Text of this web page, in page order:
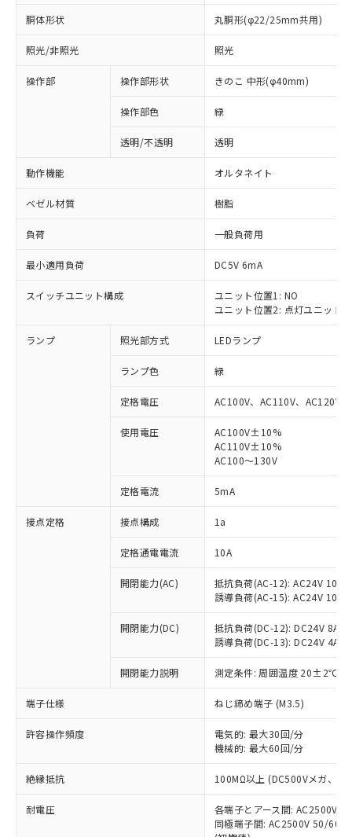
胴体形状 丸胴形(φ22/25mm共用)
照光/非照光 照光
操作部 操作部形状 きのこ 中形(φ40mm)
操作部色 緑
透明/不透明 透明
動作機能 オルタネイト
ベゼル材質 樹脂
負荷 一般負荷用
最小適用負荷 DC5V 6mA
スイッチユニット構成
ユニット位置1: NO
ユニット位置2: 点灯ユニット
ランプ 照光部方式 LEDランプ
ランプ色 緑
定格電圧 AC100V、AC110V、AC120V
使用電圧
AC100V±10%
AC110V±10%
AC100～130V
定格電流 5mA
接点定格 接点構成 1a
定格通電電流 10A
開閉能力(AC)
抵抗負荷(AC-12): AC24V 10A/
誘導負荷(AC-15): AC24V
開閉能力(DC)
抵抗負荷(DC-12): DC24V 8A/
誘導負荷(DC-13): DC24V 4A/
開閉能力説明 測定条件: 周囲温度 20±2℃、
端子仕様 ねじ締め端子 (M3.5)
許容操作頻度
電気的: 最大30回/分
機械的: 最大60回/分
絶縁抵抗 100MΩ以上 (DC500Vメガ、点
耐電圧
各端子とアース間: AC2500V
同極端子間: AC2500V 50/
ご利用条件
以下の条件をお読みいただき、同意のうえ
本サービスは、当社制御機器事業取扱
商品の当社在庫状況および標準価格
(税抜)を提供させていただくもので
当社制御機器事業取扱商品の中には、
ことをご了承ください。
在庫状況および標準価格照会結果は、
記載している更新日時点での社内デー
タに基づき作成されるものであり、閲
覧された時点での実際の在庫および標
準価格とは異なる場合があることをご
対応済み：EU RoHS指令（10物質）の
非含有に対応した製品が提供可能な商品で
す。
対応予定：EU RoHS指令（10物質）の非含
有に対応した製品に切り替える予定のある
対応予定なし：EU RoHS指令（10物質）の
非含有に非対応の商品で、対応品を出す予
調査・確認中：EU RoHS指令（10物質）の
非含有の対応状況を調査中または確認中の
非該当品：ライセンス料など無形物で、有
害物質有無と関係のない商品です。
仕入先様の事情により、非含有部品として
いたものが、含有品と判明した場合などや
むを得ず変更することがあります。
*EU RoHS指令（10物質）：
鉛(Pb) 1000ppm以下、 水銀(Hg) 1000ppm以下、 カド
六価クロム(Cr(Ⅵ)) 1000ppm以下、ポリ臭化ビフェニル
類(PBB) 1000ppm以下、ポリ臭化ジフェニルエーテル類
「○」：最大均質材料含有率が中国RoHSの
基準値以下であることを示します。
「×」：最大均質材料含有率が中国RoHSの
基準値を超えていることを示します。
「－」：未確認です。当社販売部門へお問
*中国RoHS10物質の基準値 (GB/T26572)：
Pb(鉛) :1000ppm、 Hg(水銀) : 1000ppm、 Cd(カドミウ
Cr(Ⅵ)(六価クロム) : 1000ppm、 PBBs(ポリ臭化ビフェ
当社は、これら貴社製品のうち、外国
為替および外国貿易法に定める商品
または国外への提供する場合は、日本
国政府の輸出許可(または役務取引許
可)を取得するなどの必要な手続きを